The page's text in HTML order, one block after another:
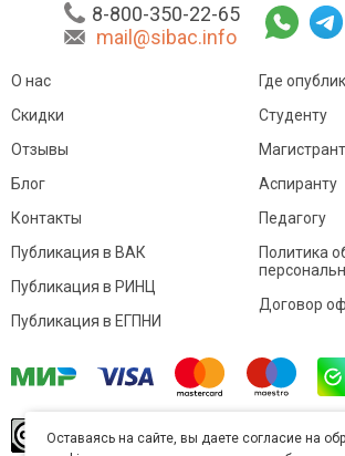
8-800-350-22-65
mail@sibac.info
О нас
Скидки
Отзывы
Блог
Контакты
Где
Студенту
Аспиранту
Педагогу
Публикация в ВАК
Публикация в РИНЦ
Публикация в ЕГПНИ
Политика
Договор
произведение доступно по
Оставаясь на сайте, вы даете согласие на